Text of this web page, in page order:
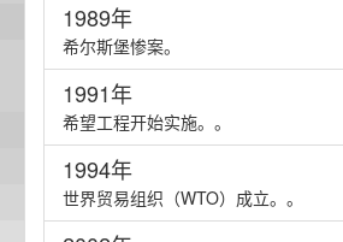
1989年
希尔斯堡惨案。
1991年
希望工程开始实施。。
1994年
世界贸易组织（WTO）成立。。